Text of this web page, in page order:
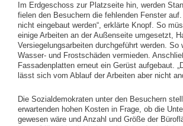
Im Erdgeschoss zur Platzseite hin, werden
fielen den Besuchern die fehlenden Fenster
nicht eingebaut werden“, erklärte Knopf. So
einige Arbeiten an der Außenseite umgesetzt,
Versiegelungsarbeiten durchgeführt werden.
Wasser- und Frostschäden vermieden.
Fassadenplatten erneut ein Gerüst aufgebaut.
lässt sich vom Ablauf der Arbeiten aber nicht
Die Sozialdemokraten unter den Besuchern
erwartenden hohen Kosten in Frage, ob die
gewesen wäre und Anzahl und Größe der